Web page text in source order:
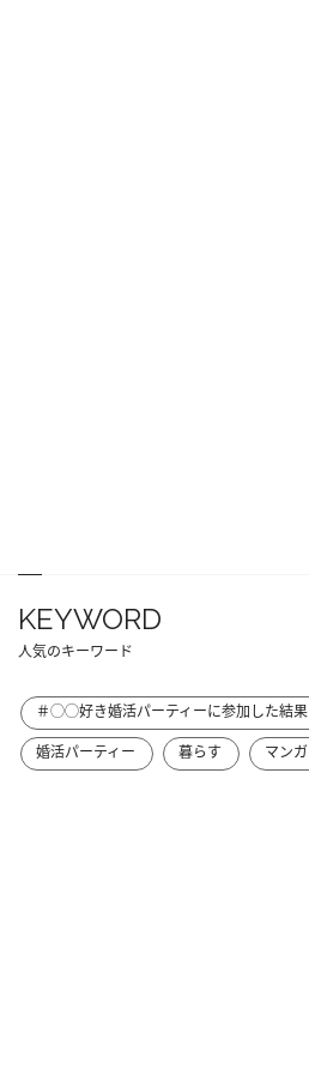
KEYWORD
人気のキーワード
＃◯◯好き婚活パーティーに参加した結果
婚活パーティー
暮らす マンガ